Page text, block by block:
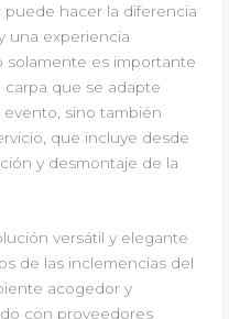
puede hacer la diferencia
una experiencia
solamente es importante
que se adapte
sino también
que incluye desde
y desmontaje de la
versátil y elegante
de las inclemencias del
acogedor y
con proveedores